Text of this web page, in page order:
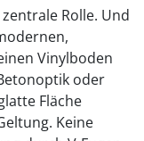
Rolle. Und
Vinylboden
oder
Fläche
Keine